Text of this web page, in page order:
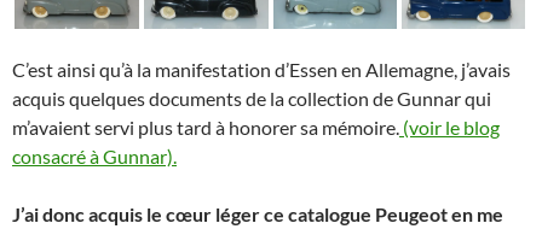
C’est ainsi qu’à la manifestation d’Essen en Allemagne, j’avais
acquis quelques documents de la collection de Gunnar qui
m’avaient servi plus tard à honorer sa mémoire. (voir le blog
consacré à Gunnar).
J’ai donc acquis le cœur léger ce catalogue Peugeot en me